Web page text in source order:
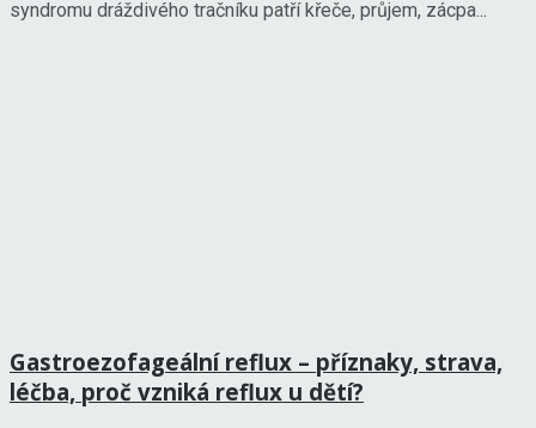
syndromu dráždivého tračníku patří křeče, průjem, zácpa...
Gastroezofageální reflux – příznaky, strava,
léčba, proč vzniká reflux u dětí?